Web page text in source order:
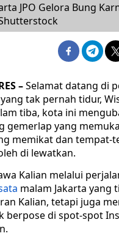
JPO Gelora Bung
–Selamat datang di
tak pernah tidur,
tiba, kota ini
gemerlap yang
memikat dan tempat-
di lewatkan.
Kalian melalui
malam Jakarta yang
Kalian, tetapi juga
berpose di spot-spot